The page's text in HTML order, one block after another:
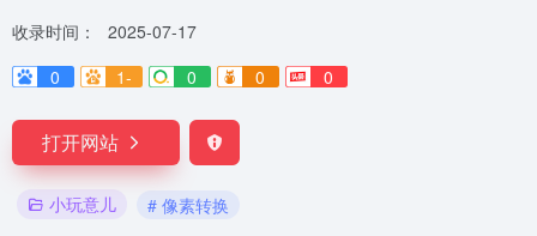
收录时间：
2025-07-17
0
1- 0 0 0
打开网站
小玩意儿 # 像素转换